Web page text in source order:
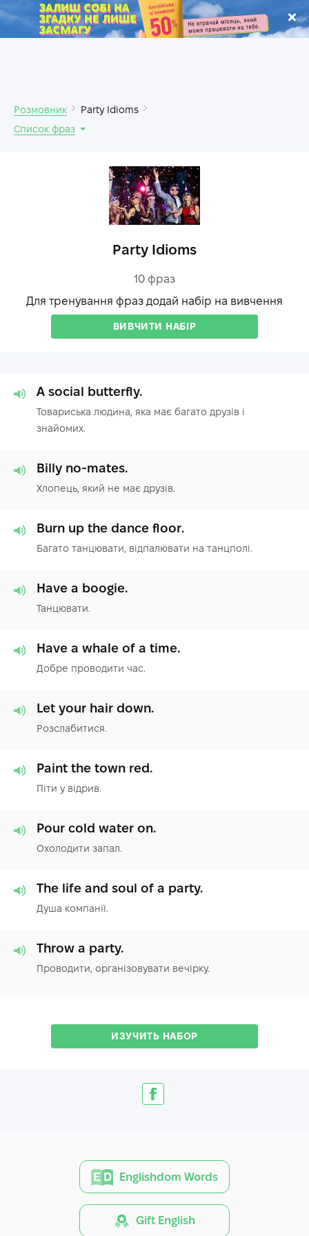
.
Розмовник
Party Idioms
Список фраз
Party Idioms
10 фраз
Для тренування фраз додай набір на вивчення
ВИВЧИТИ НАБІР
A social butterfly.
Товариська людина, яка має багато друзів і
знайомих.
Billy no-mates.
Хлопець, який не має друзів.
Burn up the dance floor.
Багато танцювати, відпалювати на танцполі.
Have a boogie.
Танцювати.
Have a whale of a time.
Добре проводити час.
Let your hair down.
Розслабитися.
Paint the town red.
Піти у відрив.
Pour cold water on.
Охолодити запал.
The life and soul of a party.
Душа компанії.
Throw a party.
Проводити, організовувати вечірку.
ИЗУЧИТЬ НАБОР
Englishdom Words
Gift English